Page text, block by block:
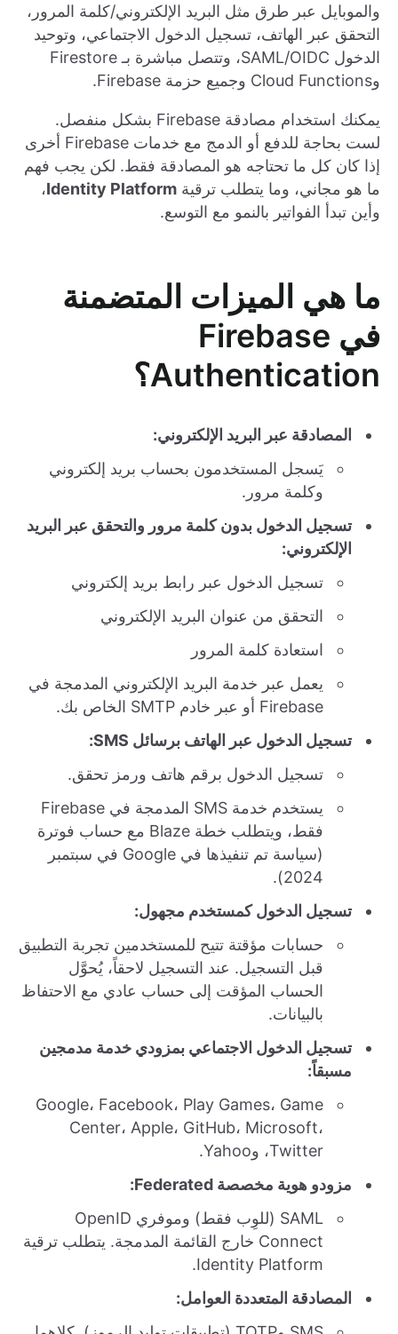
والموبايل عبر طرق مثل البريد الإلكتروني/كلمة المرور،
التحقق عبر الهاتف، تسجيل الدخول الاجتماعي، وتوحيد
الدخول SAML/OIDC، وتتصل مباشرة بـ Firestore
وCloud Functions وجميع حزمة Firebase.
يمكنك استخدام مصادقة Firebase بشكل منفصل.
لست بحاجة للدفع أو الدمج مع خدمات Firebase أخرى
إذا كان كل ما تحتاجه هو المصادقة فقط. لكن يجب فهم
ما هو مجاني، وما يتطلب ترقية Identity Platform،
وأين تبدأ الفواتير بالنمو مع التوسع.
ما هي الميزات المتضمنة
في Firebase
Authentication؟
المصادقة عبر البريد الإلكتروني:
يَسجل المستخدمون بحساب بريد إلكتروني
وكلمة مرور.
تسجيل الدخول بدون كلمة مرور والتحقق عبر البريد
الإلكتروني:
تسجيل الدخول عبر رابط بريد إلكتروني
التحقق من عنوان البريد الإلكتروني
استعادة كلمة المرور
يعمل عبر خدمة البريد الإلكتروني المدمجة في
Firebase أو عبر خادم SMTP الخاص بك.
تسجيل الدخول عبر الهاتف برسائل SMS:
تسجيل الدخول برقم هاتف ورمز تحقق.
يستخدم خدمة SMS المدمجة في Firebase
فقط، ويتطلب خطة Blaze مع حساب فوترة
(سياسة تم تنفيذها في Google في سبتمبر
2024).
تسجيل الدخول كمستخدم مجهول:
حسابات مؤقتة تتيح للمستخدمين تجربة التطبيق
قبل التسجيل. عند التسجيل لاحقاً، يُحوَّل
الحساب المؤقت إلى حساب عادي مع الاحتفاظ
بالبيانات.
تسجيل الدخول الاجتماعي بمزودي خدمة مدمجين
مسبقاً:
Google، Facebook، Play Games، Game
Center، Apple، GitHub، Microsoft،
Twitter، وYahoo.
مزودو هوية مخصصة Federated:
SAML (للوِب فقط) وموفري OpenID
Connect خارج القائمة المدمجة. يتطلب ترقية
Identity Platform.
المصادقة المتعددة العوامل: